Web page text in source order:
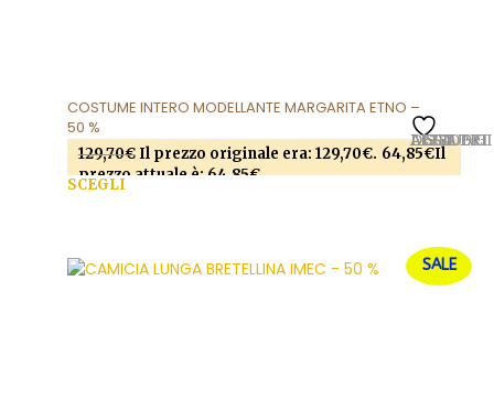
AGGIUNGI ALLA LISTA DEI DESIDERI
COSTUME INTERO MODELLANTE MARGARITA ETNO –
50 %
129,70€ Il prezzo originale era: 129,70€. 64,85€Il
prezzo attuale è: 64,85€.
SCEGLI
possono essere scelte nella pagina del prodotto
SALE